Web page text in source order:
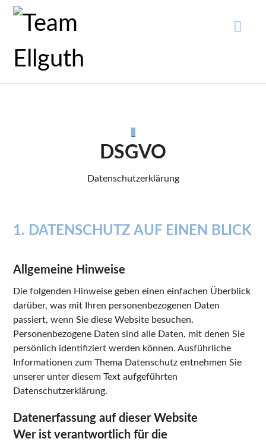
DSGVO
Datenschutzerklärung
1. DATENSCHUTZ AUF EINEN BLICK
Allgemeine Hinweise
Die folgenden Hinweise geben einen einfachen Überblick
darüber, was mit Ihren personenbezogenen Daten
passiert, wenn Sie diese Website besuchen.
Personenbezogene Daten sind alle Daten, mit denen Sie
persönlich identifiziert werden können. Ausführliche
Informationen zum Thema Datenschutz entnehmen Sie
unserer unter diesem Text aufgeführten
Datenschutzerklärung.
Datenerfassung auf dieser Website
Wer ist verantwortlich für die